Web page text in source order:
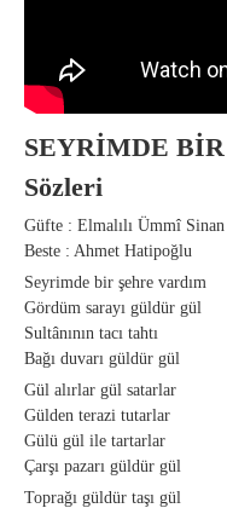
SEYRİMDE
Sözleri
Güfte : Elmalılı Ümmî
Beste : Ahmet Hatipoğlu
Seyrimde bir şehre vardım
Gördüm sarayı güldür gül
Sultânının tacı tahtı
Bağı duvarı güldür gül
Gül alırlar gül satarlar
Gülden terazi tutarlar
Gülü gül ile tartarlar
Çarşı pazarı güldür gül
Toprağı güldür taşı gül